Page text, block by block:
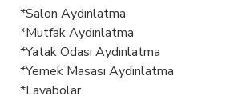
*Salon Aydınlatma
*Mutfak Aydınlatma
*Yatak Odası Aydınlatma
*Yemek Masası Aydınlatma
*Lavabolar